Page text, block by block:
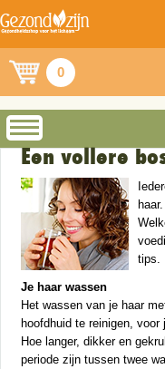
0
Een vollere
tips.
Je haar wassen
Het wassen van je haar
hoofdhuid te reinigen, voor
Hoe langer, dikker en
periode zijn tussen twee